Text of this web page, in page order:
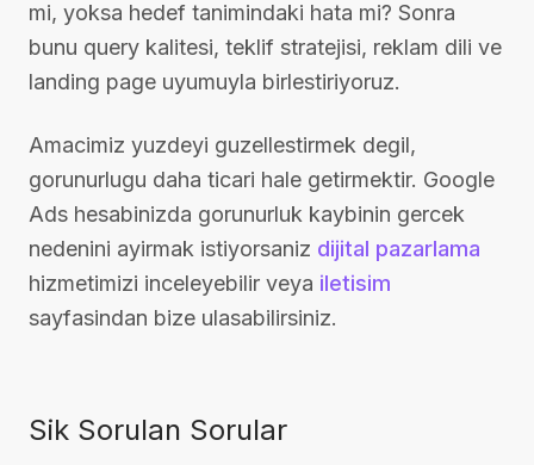
mi, yoksa hedef tanimindaki hata mi? Sonra
bunu query kalitesi, teklif stratejisi, reklam dili ve
landing page uyumuyla birlestiriyoruz.
Amacimiz yuzdeyi guzellestirmek degil,
gorunurlugu daha ticari hale getirmektir. Google
Ads hesabinizda gorunurluk kaybinin gercek
nedenini ayirmak istiyorsaniz dijital pazarlama
hizmetimizi inceleyebilir veya iletisim
sayfasindan bize ulasabilirsiniz.
Sik Sorulan Sorular